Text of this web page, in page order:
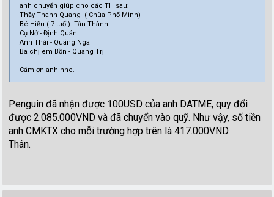
anh chuyển giúp cho các TH sau:
Thầy Thanh Quang -( Chùa Phổ Minh)
Bé Hiếu ( 7 tuổi)- Tân Thành
Cụ Nở - Định Quán
Anh Thái - Quãng Ngãi
Ba chị em Bồn - Quãng Trị
Cám ơn anh nhe.
Penguin đã nhận được 100USD của anh DATME, quy đổi
được 2.085.000VND và đã chuyển vào quỹ. Như vậy, số tiền
anh CMKTX cho mỗi trường hợp trên là 417.000VND.
Thân.